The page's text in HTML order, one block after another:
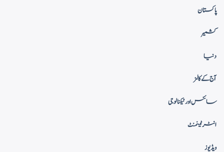
پاکستان
کشمیر
دنیا
آج کے کالمز
سائنس اور ٹیکنالوجی
انٹرٹینمنٹ
ویڈیوز